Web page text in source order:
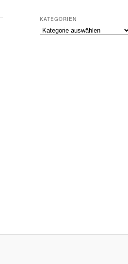
KATEGORIEN
Kategorien